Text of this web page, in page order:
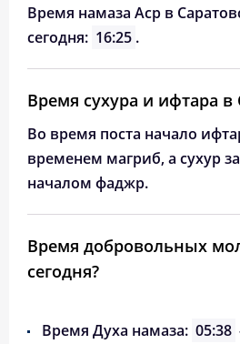
Время намаза Аср в
сегодня: 16:25 .
Время сухура и ифтара в
Во время поста начало
временем магриб, а сухур
началом фаджр.
Время добровольных
сегодня?
Время Духа намаза: 05:38